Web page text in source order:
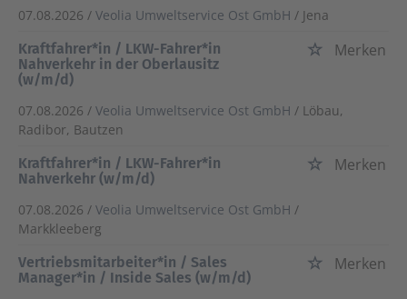
07.08.2026 / Veolia Umweltservice Ost GmbH / Jena
Kraftfahrer*in / LKW-Fahrer*in
Nahverkehr in der Oberlausitz
(w/m/d)
Merken
07.08.2026 / Veolia Umweltservice Ost GmbH / Löbau,
Radibor, Bautzen
Kraftfahrer*in / LKW-Fahrer*in
Nahverkehr (w/m/d)
Merken
07.08.2026 / Veolia Umweltservice Ost GmbH /
Markkleeberg
Vertriebsmitarbeiter*in / Sales
Manager*in / Inside Sales (w/m/d)
Merken